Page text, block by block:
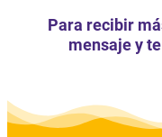
Para recibir
mensaje y